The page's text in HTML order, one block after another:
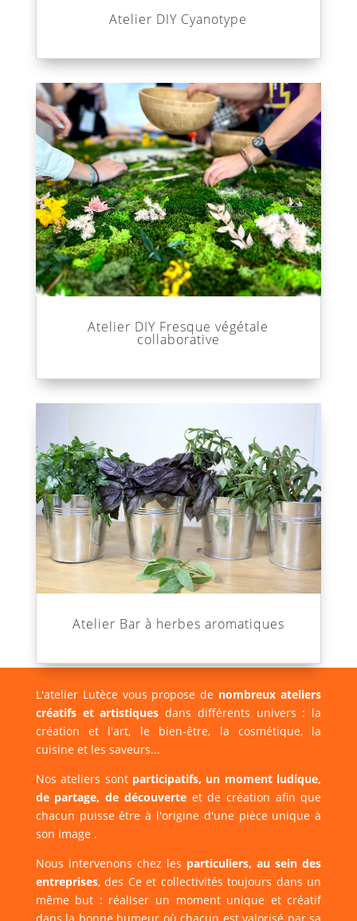
Atelier DIY Cyanotype
Atelier DIY Fresque végétale
collaborative
Atelier Bar à herbes aromatiques
L'atelier Lutèce vous propose de nombreux ateliers
créatifs et artistiques dans différents univers : la
création et l'art, le bien-être, la cosmétique, la
cuisine et les saveurs...
Nos ateliers sont participatifs, un moment ludique,
de partage, de découverteet de création afin que
chacun puisse être à l'origine d'une pièce unique à
son image .
Nous intervenons chez les particuliers, au sein des
entreprises, des Ce et collectivités toujours dans un
même but : réaliser un moment unique et créatif